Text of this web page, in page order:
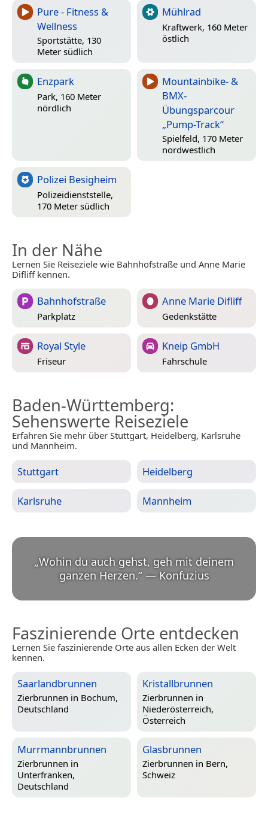
Pure - Fitness &
Wellness
Sportstätte, 130
Meter südlich
Mühlrad
Kraftwerk, 160 Meter
östlich
Enzpark
Park, 160 Meter
nördlich
Mountainbike- &
BMX-
Übungsparcour
„Pump-Track“
Spielfeld, 170 Meter
nordwestlich
Polizei Besigheim
Polizeidienststelle,
170 Meter südlich
In der Nähe
Lernen Sie Reiseziele wie Bahnhofstraße und Anne Marie
Difliff kennen.
Bahnhofstraße
Parkplatz
Anne Marie Difliff
Gedenkstätte
Royal Style
Friseur
Kneip GmbH
Fahrschule
Baden-Württemberg:
Sehenswerte Reiseziele
Erfahren Sie mehr über Stuttgart, Heidelberg, Karlsruhe
und Mannheim.
Stuttgart Heidelberg
Karlsruhe Mannheim
„Wohin du auch gehst, geh mit deinem
ganzen Herzen.“ — Konfuzius
Faszinierende Orte entdecken
Lernen Sie faszinierende Orte aus allen Ecken der Welt
kennen.
Saarlandbrunnen
Zierbrunnen in Bochum,
Deutschland
Kristallbrunnen
Zierbrunnen in
Niederösterreich,
Österreich
Murrmannbrunnen
Zierbrunnen in
Unterfranken,
Deutschland
Glasbrunnen
Zierbrunnen in Bern,
Schweiz